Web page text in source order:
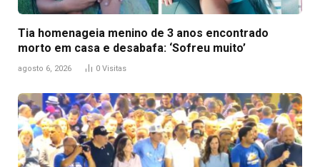
Tia homenageia menino de 3 anos encontrado
morto em casa e desabafa: ‘Sofreu muito’
agosto 6, 2026 0 Visitas